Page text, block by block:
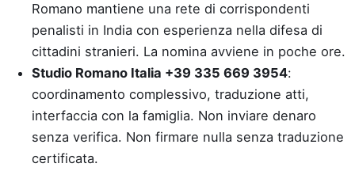
Romano mantiene una rete di corrispondenti
penalisti in India con esperienza nella difesa di
cittadini stranieri. La nomina avviene in poche ore.
Studio Romano Italia +39 335 669 3954:
coordinamento complessivo, traduzione atti,
interfaccia con la famiglia. Non inviare denaro
senza verifica. Non firmare nulla senza traduzione
certificata.